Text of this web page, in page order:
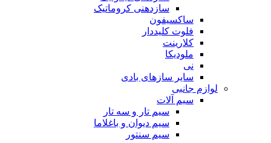
سازدهنی کروماتیک
ساکسیفون
فلوت کلیددار
کلارینت
ملودیکا
نی
سایر سازهای بادی
لوازم جانبی
سیم آلات
سیم تار و سه تار
سیم دیوان و باغلاما
سیم سنتور